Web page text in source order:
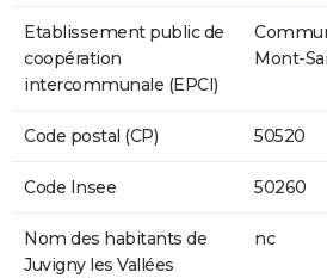
Etablissement public de
coopération
intercommunale (EPCI)
Mont-
Code postal (CP) 50520
Code Insee 50260
Nom des habitants de
Juvigny les Vallées
nc